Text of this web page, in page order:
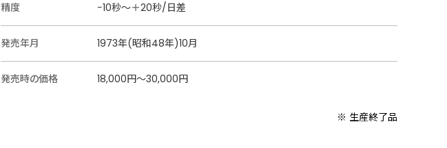
精度 −10秒〜＋20秒/日差
発売年月 1973年(昭和48年)10月
発売時の価格 18,000円〜30,000円
※ 生産終了品